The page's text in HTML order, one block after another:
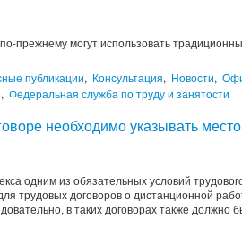
прежнему могут использовать
публикации, Консультация, Новости,
, Федеральная служба по труду и занятости
необходимо указывать
одним из обязательных условий
трудовых договоров о дистанционной
в таких договорах также должно